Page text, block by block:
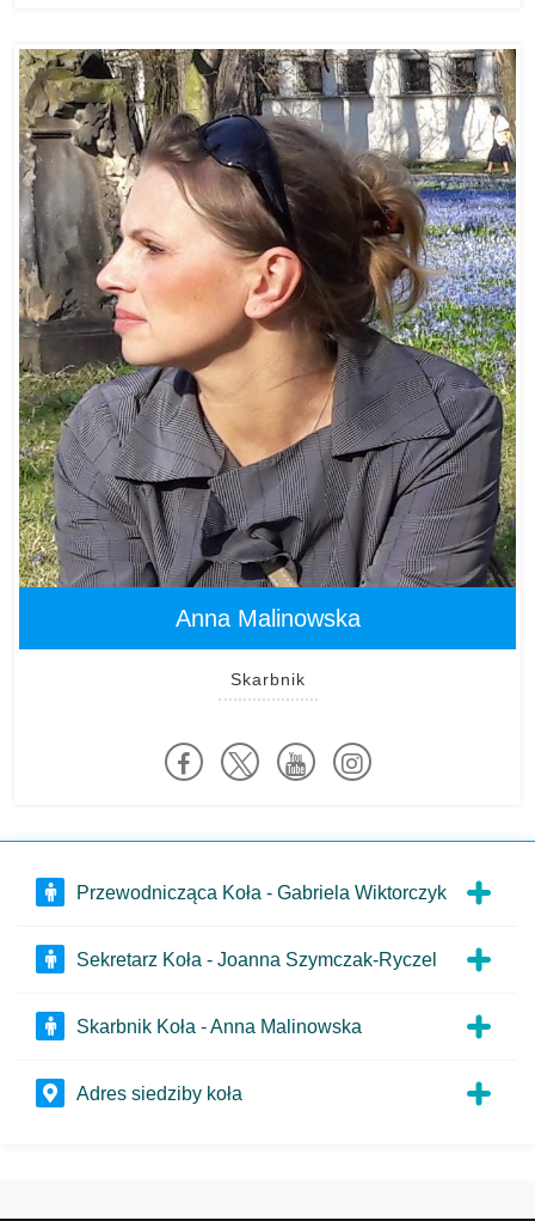
Anna Malinowska
Skarbnik
Przewodnicząca Koła - Gabriela Wiktorczyk
Sekretarz Koła - Joanna Szymczak-Ryczel
Skarbnik Koła - Anna Malinowska
Adres siedziby koła